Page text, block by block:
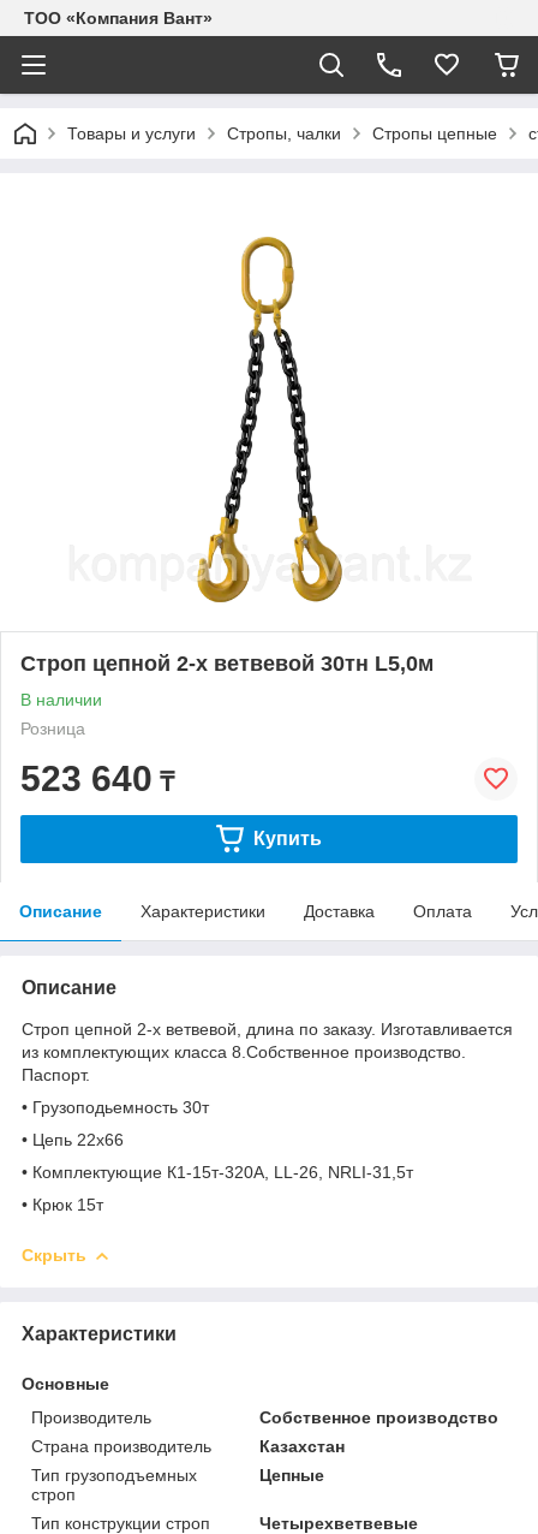
ТОО «Компания Вант»
Товары и услуги Стропы, чалки Стропы цепные
Строп цепной 2-х ветвевой 30тн L5,0м
В наличии
Розница
523 640 ₸
Купить
Описание Характеристики Доставка Оплата
Описание
Строп цепной 2-х ветвевой, длина по заказу. Изготавливается
из комплектующих класса 8.Собственное производство.
Паспорт.
• Грузоподьемность 30т
• Цепь 22х66
• Комплектующие К1-15т-320А, LL-26, NRLI-31,5т
• Крюк 15т
Скрыть
Характеристики
Основные
Производитель
Собственное производство
Страна производитель
Казахстан
Тип грузоподъемных
строп
Цепные
Тип конструкции строп
Четырехветвевые